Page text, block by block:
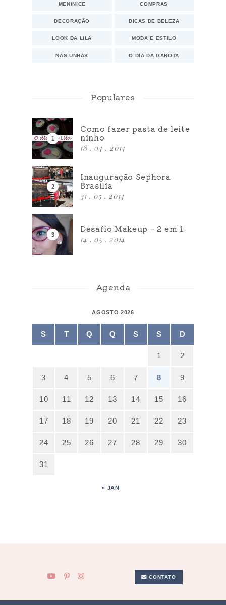
MENINICE COMPRAS
DECORAÇÃO DICAS DE BELEZA
LOOK DA LILA MODA E ESTILO
NAS UNHAS O DIA DA GAROTA
Populares
Como fazer pasta de leite
ninho
18 . 04 . 2014
Inauguração Sephora
Brasília
31 . 05 . 2014
Desafio Makeup – 2 em 1
14 . 05 . 2014
Agenda
AGOSTO 2026
S T Q Q S S D
1 2
3 4 5 6 7 8 9
10 11 12 13 14 15 16
17 18 19 20 21 22 23
24 25 26 27 28 29 30
31
« JAN
CONTATO